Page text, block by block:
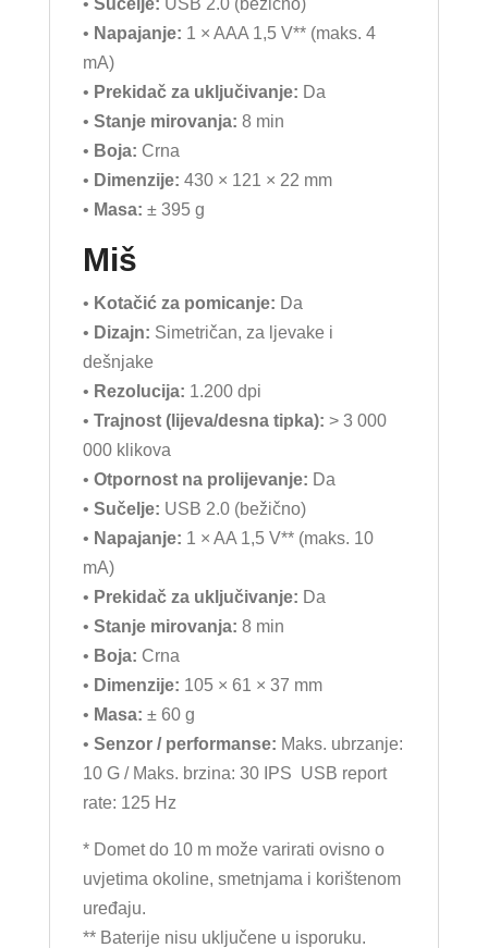
• Napajanje: 1 × AAA 1,5 V** (maks. 4
mA)
• Prekidač za uključivanje: Da
• Stanje mirovanja: 8 min
• Boja: Crna
• Dimenzije: 430 × 121 × 22 mm
• Masa: ± 395 g
Miš
• Kotačić za pomicanje: Da
• Dizajn: Simetričan, za ljevake i
dešnjake
• Rezolucija: 1.200 dpi
• Trajnost (lijeva/desna tipka): > 3 000
000 klikova
• Otpornost na prolijevanje: Da
• Sučelje: USB 2.0 (bežično)
• Napajanje: 1 × AA 1,5 V** (maks. 10
mA)
• Prekidač za uključivanje: Da
• Stanje mirovanja: 8 min
• Boja: Crna
• Dimenzije: 105 × 61 × 37 mm
• Masa: ± 60 g
• Senzor / performanse: Maks. ubrzanje:
10 G / Maks. brzina: 30 IPS USB report
rate: 125 Hz
* Domet do 10 m može varirati ovisno o
uvjetima okoline, smetnjama i korištenom
uređaju.
** Baterije nisu uključene u isporuku.